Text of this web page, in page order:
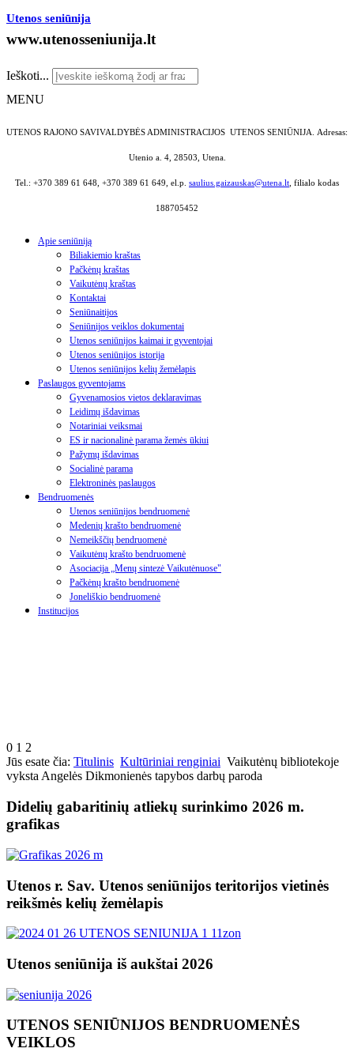
Utenos seniūnija
www.utenosseniunija.lt
Ieškoti...
MENU
UTENOS RAJONO SAVIVALDYBĖS ADMINISTRACIJOS UTENOS SENIŪNIJA. Adresas:
Utenio a. 4, 28503, Utena.
Tel.: +370 389 61 648, +370 389 61 649, el.p. saulius.gaizauskas@utena.lt, filialo kodas
188705452
Apie seniūniją
Biliakiemio kraštas
Pačkėnų kraštas
Vaikutėnų kraštas
Kontaktai
Seniūnaitijos
Seniūnijos veiklos dokumentai
Utenos seniūnijos kaimai ir gyventojai
Utenos seniūnijos istorija
Utenos seniūnijos kelių žemėlapis
Paslaugos gyventojams
Gyvenamosios vietos deklaravimas
Leidimų išdavimas
Notariniai veiksmai
ES ir nacionalinė parama žemės ūkiui
Pažymų išdavimas
Socialinė parama
Elektroninės paslaugos
Bendruomenės
Utenos seniūnijos bendruomenė
Medenių krašto bendruomenė
Nemeikščių bendruomenė
Vaikutėnų krašto bendruomenė
Asociacija „Menų sintezė Vaikutėnuose"
Pačkėnų krašto bendruomenė
Joneliškio bendruomenė
Institucijos
0 1 2
Jūs esate čia: Titulinis Kultūriniai renginiai Vaikutėnų bibliotekoje
vyksta Angelės Dikmonienės tapybos darbų paroda
Didelių gabaritinių atliekų surinkimo 2026 m.
grafikas
Utenos r. Sav. Utenos seniūnijos teritorijos vietinės
reikšmės kelių žemėlapis
Utenos seniūnija iš aukštai 2026
UTENOS SENIŪNIJOS BENDRUOMENĖS
VEIKLOS